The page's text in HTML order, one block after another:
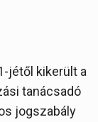
jétől kikerült a
tanácsadó
jogszabály